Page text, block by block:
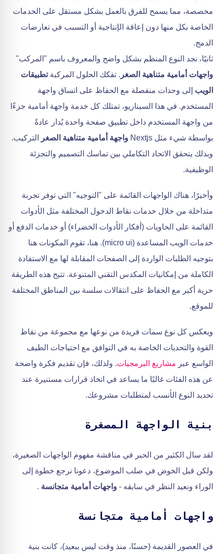
مخصصة، مما يسمح للفرق بالعمل بشكل مستقل على الخدمات
الخاصة بكل منها دون إعاقة الإنتاجية أو التسبب في تعارضات
الدمج.
ثانيًا، نجد النوع المنظم بشكل واضح والمعروف باسم "المركب"
واجهات أمامية متناهية الصغر . تفكك الحلول المركبةتطبيقات
الويب إلى وحدات منفصلة مع الحفاظ على اتساق واجهة
المستخدم. في هذا السيناريو، تمتلك كل خدمة واجهة أمامية جزءًا
من واجهة المستخدم داخل تطبيق صفحة واحدة يُدار عادةً
بواسطة شيء مثل Nextjs
واجهة أمامية متناهية الصغر
التركيب.
وبذلك يتحقق الاتحاد التكاملي بين تماسك التصميم والتجزئة
الوظيفية.
وأخيرًا، هناك الواجهات القائمة على "التوجيه" التي توفر تجربة
متداخلة من خلال خدمات نقاط الدخول المختلفة مثل الأدوات
القائمة على الحاويات (أفكار الأدوات الخضراء) أو خدمات الدفع أو
خدمات الويب المساعدة (micro ui). هنا، تقوم المكونات هنا
بتوجيه الطلبات الواردة إلى الصفحات المقابلة لها مع الاستفادة
الكاملة من إمكانيات المكدس التقني المتنوعة. تتيح هذه الطريقة
حرية أكبر مع الحفاظ على انتقالات سلسة بين المناطق المختلفة
للموقع.
ويعكس كل نوع سمات فريدة من نوعها مع مجموعة من نقاط
القوة والتحديات الخاصة به في التوافق مع احتياجات الطيف
الواسع عبر مشاريع البرمجيات. ولذلك، فإن تقديم فكرة واضحة
عن هذه الفئات غالبًا ما يساعد في اتخاذ قرارات مستنيرة عند
تحديد النوع الأنسب لمتطلبات مشروعك.
بنية الواجهة المصغرة
لقد سال الكثير من الحبر في مناقشة مفهوم الواجهات الصغيرة،
ولكن قبل الخوض في صلب الموضوع، دعونا نرجع خطوة إلى
الوراء ونعيد النظر في سابقه - واجهات أمامية متجانسة .
واجهات أمامية متجانسة
في العصور القديمة (حسنًا، منذ وقت ليس ببعيد)، كانت بنية